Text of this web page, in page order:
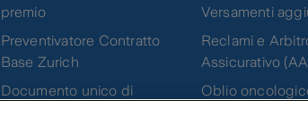
premio
Preventivatore Contratto
Base Zurich
Documento unico di
Versamenti
Reclami e
Assicurativo
Oblio